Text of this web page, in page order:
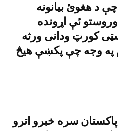
د هغوئ بيانونه
ئې اړونده
کورټ ودانى ورثه
په وجه چې پکښې هيڅ
سره خبرو اترو